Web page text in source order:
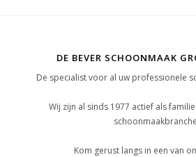
DE BEVER SCHOONMAAK
De specialist voor al uw professionele
Wij zijn al sinds 1977 actief als
Kom gerust langs in een van